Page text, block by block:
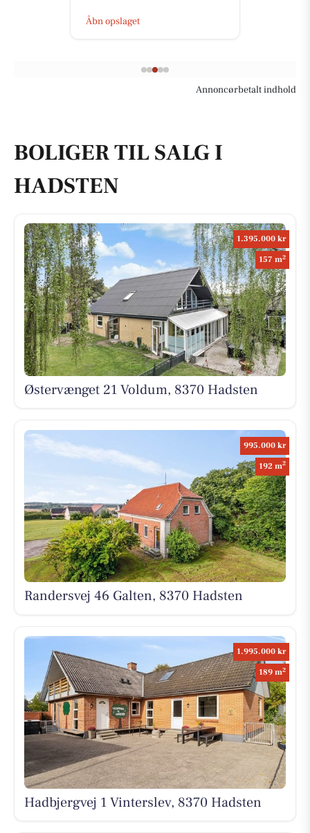
Åbn opslaget
Annoncørbetalt indhold
BOLIGER TIL SALG I
HADSTEN
1.395.000 kr
157 m2
Østervænget 21 Voldum, 8370 Hadsten
995.000 kr
192 m2
Randersvej 46 Galten, 8370 Hadsten
1.995.000 kr
189 m2
Hadbjergvej 1 Vinterslev, 8370 Hadsten